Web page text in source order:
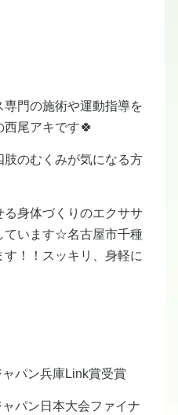
門の施術や運動指導を
西尾アキです🍀
のむくみが気になる方
身体づくりのエクササ
ています☆名古屋市千種
！！スッキリ、身軽に
パン兵庫Link賞受賞
パン日本大会ファイナ